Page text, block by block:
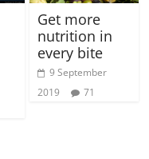
Get more
nutrition in
every bite
9 September
2019
71